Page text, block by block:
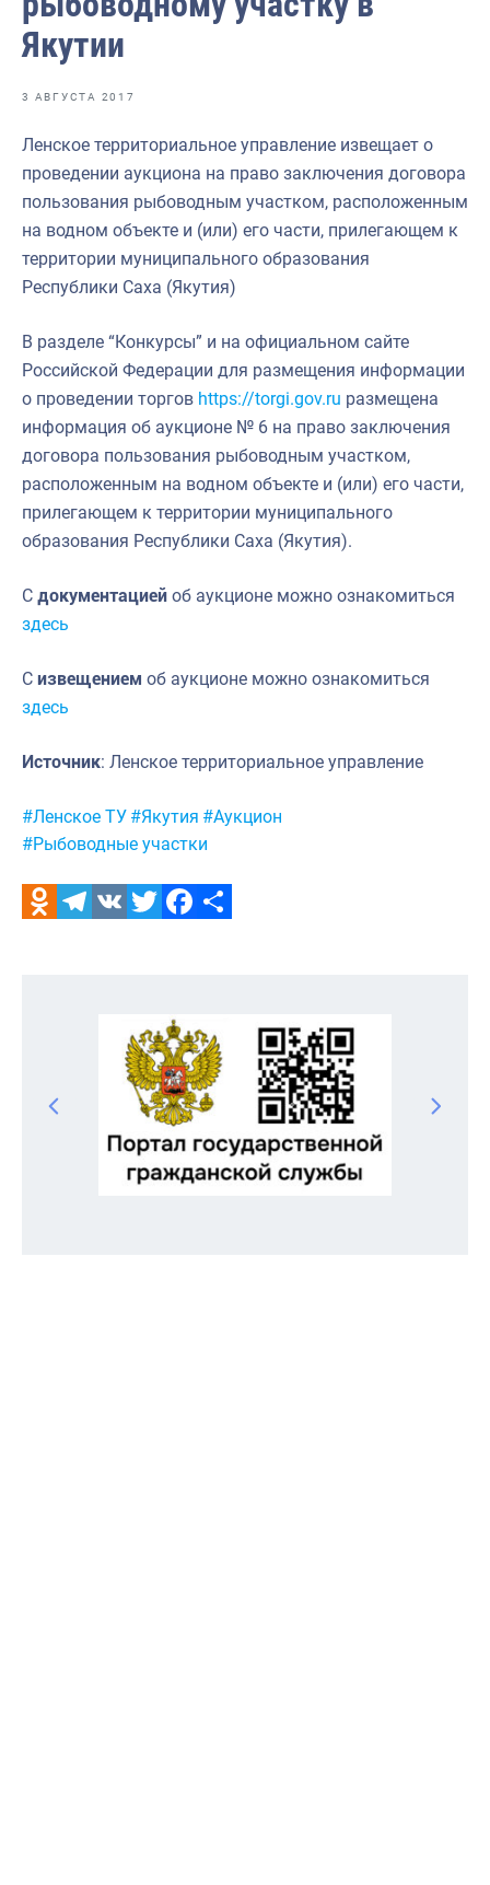
Отраслевые СМИ
Выставки и конференции
Научно-практическая литература
Рыбоохрана России
Отрасль в цифрах
Инфографика
Большая африканская экспедиция
События в России и мире
Якутии
3 АВГУСТА 2017
Ленское территориальное управление извещает о
проведении аукциона на право заключения договора
пользования рыбоводным участком, расположенным
на водном объекте и (или) его части, прилегающем к
территории муниципального образования
Республики Саха (Якутия)
В разделе “Конкурсы” и на официальном сайте
Российской Федерации для размещения информации
о проведении торгов https://torgi.gov.ru размещена
информация об аукционе № 6 на право заключения
договора пользования рыбоводным участком,
расположенным на водном объекте и (или) его части,
прилегающем к территории муниципального
образования Республики Саха (Якутия).
С документацией об аукционе можно ознакомиться
здесь
С извещением об аукционе можно ознакомиться
здесь
Источник: Ленское территориальное управление
Метки:
#Ленское ТУ #Якутия #Аукцион
#Рыбоводные участки